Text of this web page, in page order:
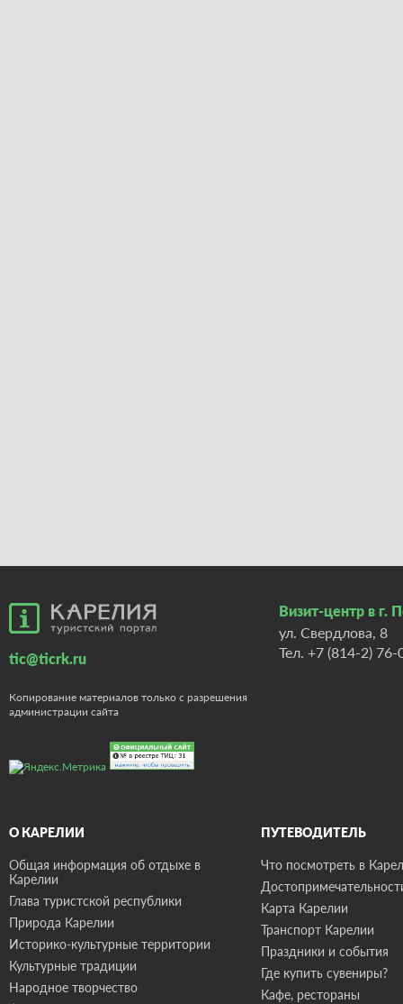
tic@ticrk.ru
Копирование материалов только с разрешения
администрации сайта
Визит-центр в г.
ул. Свердлова, 8
Тел. +7 (814-2) 76-
О КАРЕЛИИ
Общая информация об отдыхе в
Карелии
Глава туристской республики
Природа Карелии
Историко-культурные территории
Культурные традиции
Народное творчество
ПУТЕВОДИТЕЛЬ
Что посмотреть в
Карта Карелии
Транспорт Карелии
Праздники и события
Где купить сувениры?
Кафе, рестораны